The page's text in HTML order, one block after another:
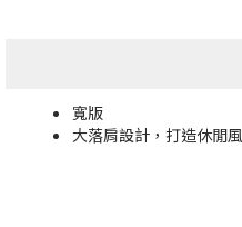
寬版
大落肩設計，打造休閒風